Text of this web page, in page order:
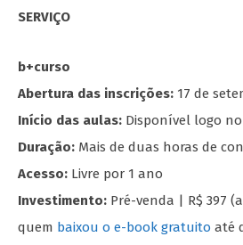
SERVIÇO
b+curso
Abertura das inscrições: 17 de
Início das aulas: Disponível logo
Duração: Mais de duas horas de
Acesso: Livre por 1 ano
Investimento: Pré-venda | R$ 397
quem baixou o e-book gratuito até